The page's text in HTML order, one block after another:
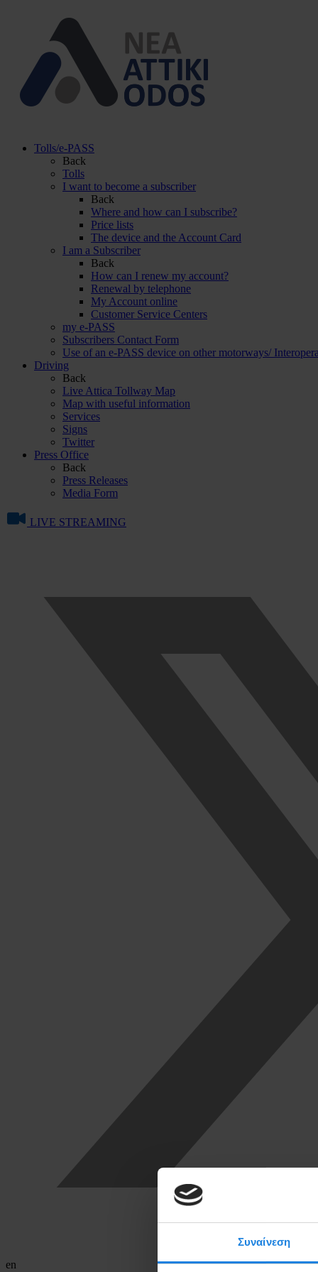
Συναίνεση
Tolls/e-PASS
Back
Tolls
I want to become a subscriber
Back
Where and how can I subscribe?
Price lists
The device and the Account Card
I am a Subscriber
Back
How can I renew my account?
Renewal by telephone
My Account online
Customer Service Centers
my e-PASS
Subscribers Contact Form
Use of an e-PASS device on other motorways/
Driving
Back
Live Attica Tollway Map
Map with useful information
Services
Signs
Twitter
Press Office
Back
Press Releases
Media Form
LIVE STREAMING
en